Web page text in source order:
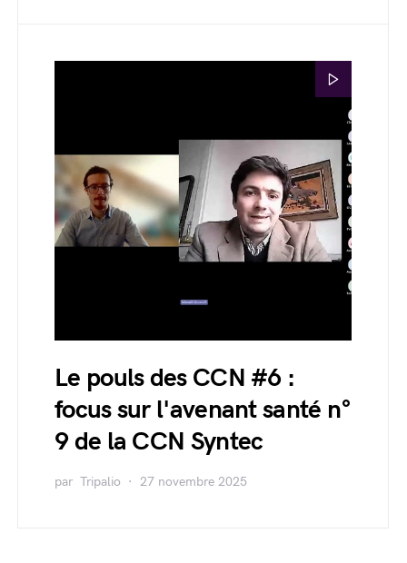
Le pouls des CCN #6 :
focus sur l'avenant santé n°
9 de la CCN Syntec
par Tripalio 27 novembre 2025